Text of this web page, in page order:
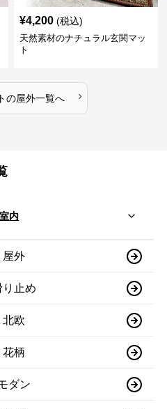
¥4,200 (税込)
天然素材のナチュラル玄関マッ
ト
の屋外一覧へ ›
室内
屋外
り止め
北欧
花柄
ダン